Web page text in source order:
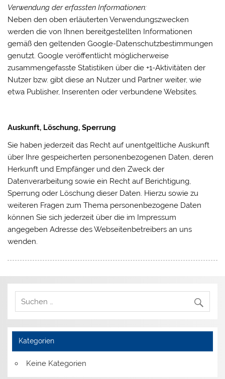
Verwendung der erfassten Informationen:
Neben den oben erläuterten Verwendungszwecken
werden die von Ihnen bereitgestellten Informationen
gemäß den geltenden Google-Datenschutzbestimmungen
genutzt. Google veröffentlicht möglicherweise
zusammengefasste Statistiken über die +1-Aktivitäten der
Nutzer bzw. gibt diese an Nutzer und Partner weiter, wie
etwa Publisher, Inserenten oder verbundene Websites.
Auskunft, Löschung, Sperrung
Sie haben jederzeit das Recht auf unentgeltliche Auskunft
über Ihre gespeicherten personenbezogenen Daten, deren
Herkunft und Empfänger und den Zweck der
Datenverarbeitung sowie ein Recht auf Berichtigung,
Sperrung oder Löschung dieser Daten. Hierzu sowie zu
weiteren Fragen zum Thema personenbezogene Daten
können Sie sich jederzeit über die im Impressum
angegeben Adresse des Webseitenbetreibers an uns
wenden.
Kategorien
Keine Kategorien